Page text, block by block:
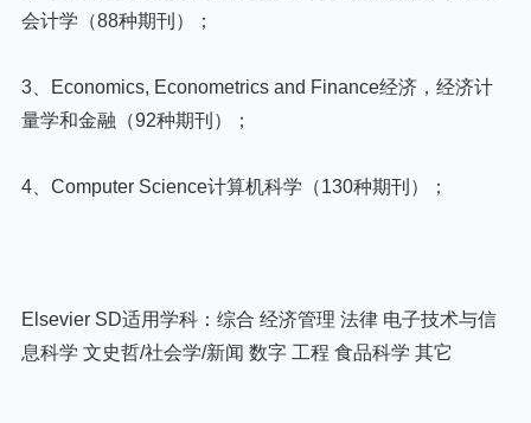
会计学（88种期刊）；
3、Economics, Econometrics and Finance经济，经济计
量学和金融（92种期刊）；
4、Computer Science计算机科学（130种期刊）；
Elsevier SD适用学科：综合 经济管理 法律 电子技术与信
息科学 文史哲/社会学/新闻 数字 工程 食品科学 其它